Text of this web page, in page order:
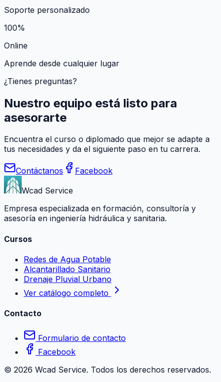
Soporte personalizado
100%
Online
Aprende desde cualquier lugar
¿Tienes preguntas?
Nuestro equipo está listo para
asesorarte
Encuentra el curso o diplomado que mejor se adapte a
tus necesidades y da el siguiente paso en tu carrera.
Contáctanos
Facebook
Wcad Service
Empresa especializada en formación, consultoría y
asesoría en ingeniería hidráulica y sanitaria.
Cursos
Redes de Agua Potable
Alcantarillado Sanitario
Drenaje Pluvial Urbano
Ver catálogo completo
Contacto
Formulario de contacto
Facebook
© 2026 Wcad Service. Todos los derechos reservados.